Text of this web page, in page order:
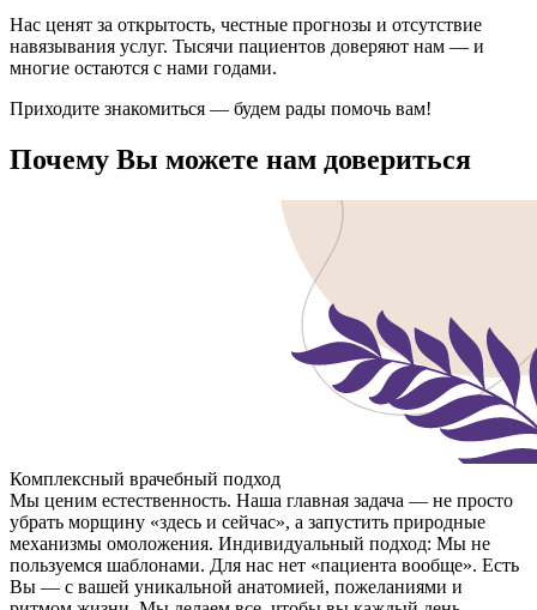
Нас ценят за открытость, честные прогнозы и отсутствие
навязывания услуг. Тысячи пациентов доверяют нам — и
многие остаются с нами годами.
Приходите знакомиться — будем рады помочь вам!
Почему Вы можете нам довериться
Комплексный врачебный подход
Мы ценим естественность. Наша главная задача — не просто
убрать морщину «здесь и сейчас», а запустить природные
механизмы омоложения. Индивидуальный подход: Мы не
пользуемся шаблонами. Для нас нет «пациента вообще». Есть
Вы — с вашей уникальной анатомией, пожеланиями и